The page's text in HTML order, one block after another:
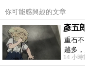
首選(S316)
但是我想 【
應該會比較便宜，【
你可能感興趣的文章
彥五
重石
越多
習慣
14 小時